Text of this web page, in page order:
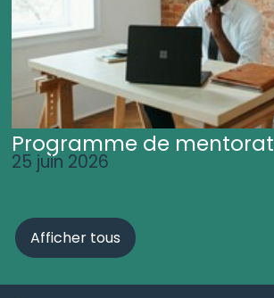
Programme de mentorat
25 juin 2026
Afficher tous